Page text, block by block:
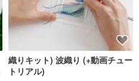
織りキット) 波織り (+動画チュー
トリアル)